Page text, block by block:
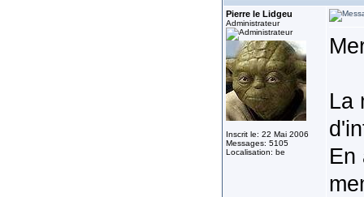
Pierre le Lidgeu
Administrateur
Inscrit le: 22 Mai 2006
Messages: 5105
Localisation: be
La
En